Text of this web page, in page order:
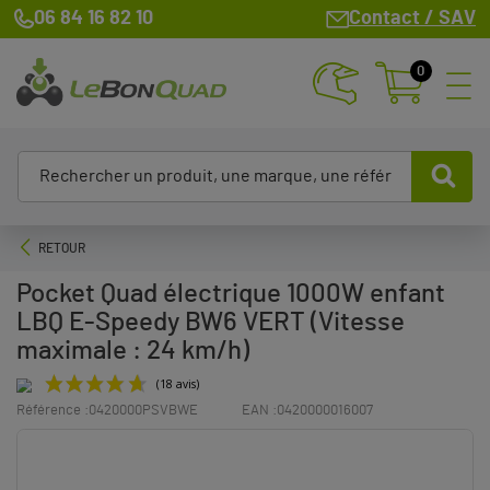
06 84 16 82 10 Contact / SAV
0
RETOUR
Pocket Quad électrique 1000W enfant
LBQ E-Speedy BW6 VERT (Vitesse
maximale : 24 km/h)
Référence :0420000PSVBWE EAN :0420000016007